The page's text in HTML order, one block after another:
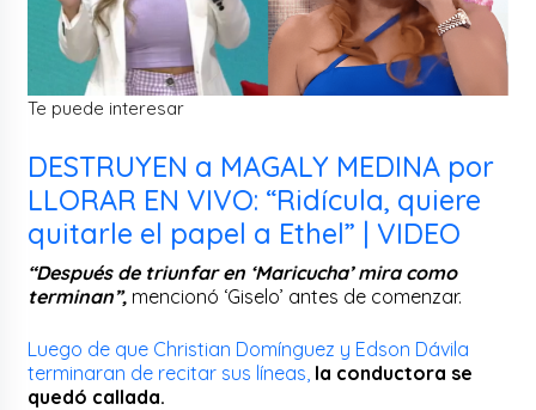
Te puede interesar
DESTRUYEN a MAGALY MEDINA por
LLORAR EN VIVO: “Ridícula, quiere
quitarle el papel a Ethel” | VIDEO
“Después de triunfar en ‘Maricucha’ mira como
terminan”, mencionó ‘Giselo’ antes de comenzar.
Luego de que Christian Domínguez y Edson Dávila
terminaran de recitar sus líneas, la conductora se
quedó callada.